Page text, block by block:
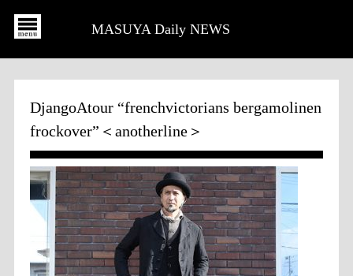
MASUYA Daily NEWS
DjangoAtour “frenchvictorians bergamolinen
frockover”＜anotherline＞